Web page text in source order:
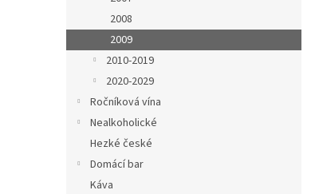
2008
2009
2010-2019
2020-2029
Ročníková vína
Nealkoholické
Hezké české
Domácí bar
Káva